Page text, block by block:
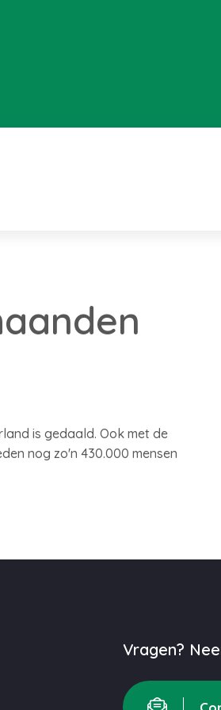
is gedaald. Ook met de
nog zo'n 430.000 mensen
Vragen?